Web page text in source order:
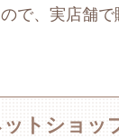
で、実店舗
トショッ